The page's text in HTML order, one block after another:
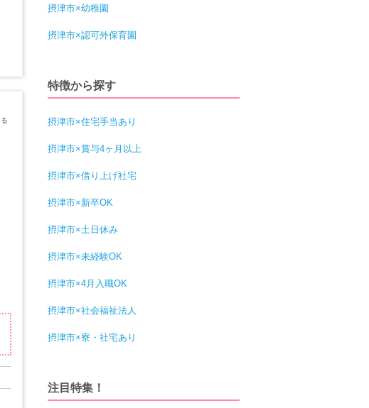
摂津市×幼稚園
摂津市×認可外保育園
特徴から探す
摂津市×住宅手当あり
摂津市×賞与4ヶ月以上
摂津市×借り上げ社宅
摂津市×新卒OK
摂津市×土日休み
摂津市×未経験OK
摂津市×4月入職OK
摂津市×社会福祉法人
摂津市×寮・社宅あり
注目特集！